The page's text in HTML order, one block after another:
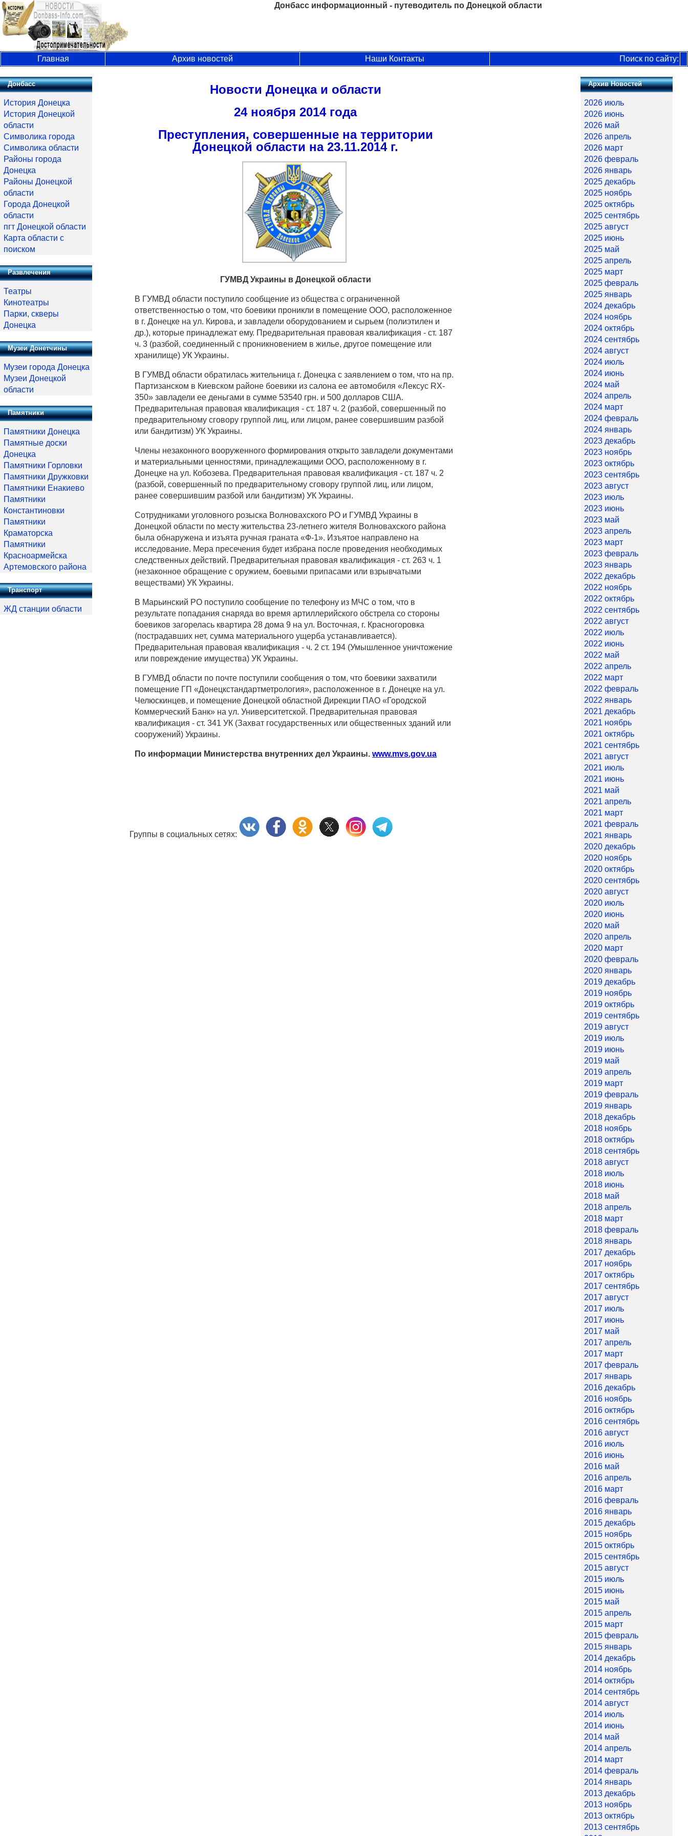
Донбасс информационный - путеводитель по Донецкой области
Главная Архив новостей Наши Контакты Поиск по сайту:
Новости Донецка и области
24 ноября 2014 года
Преступления, совершенные на территории
Донецкой области на 23.11.2014 г.
ГУМВД Украины в Донецкой области
В ГУМВД области поступило сообщение из общества с ограниченной
ответственностью о том, что боевики проникли в помещение ООО, расположенное
в г. Донецке на ул. Кирова, и завладели оборудованием и сырьем (полиэтилен и
др.), которые принадлежат ему. Предварительная правовая квалификация - ст. 187
ч. 3 (разбой, соединенный с проникновением в жилье, другое помещение или
хранилище) УК Украины.
В ГУМВД области обратилась жительница г. Донецка с заявлением о том, что на пр.
Партизанском в Киевском районе боевики из салона ее автомобиля «Лексус RX-
350» завладели ее деньгами в сумме 53540 грн. и 500 долларов США.
Предварительная правовая квалификация - ст. 187 ч. 2 (разбой, совершенный по
предварительному сговору группой лиц, или лицом, ранее совершившим разбой
или бандитизм) УК Украины.
Члены незаконного вооруженного формирования открыто завладели документами
и материальными ценностями, принадлежащими ООО, расположенному в г.
Донецке на ул. Кобозева. Предварительная правовая квалификация - ст. 187 ч. 2
(разбой, совершенный по предварительному сговору группой лиц, или лицом,
ранее совершившим разбой или бандитизм) УК Украины.
Сотрудниками уголовного розыска Волновахского РО и ГУМВД Украины в
Донецкой области по месту жительства 23-летнего жителя Волновахского района
была обнаружена и изъята ручная граната «Ф-1». Изъятое направлено на
исследование. Мера пресечения будет избрана после проведения необходимых
следственных действий. Предварительная правовая квалификация - ст. 263 ч. 1
(незаконное обращение с оружием, боевыми припасами или взрывчатыми
веществами) УК Украины.
В Марьинский РО поступило сообщение по телефону из МЧС о том, что в
результате попадания снаряда во время артиллерийского обстрела со стороны
боевиков загорелась квартира 28 дома 9 на ул. Восточная, г. Красногоровка
(пострадавших нет, сумма материального ущерба устанавливается).
Предварительная правовая квалификация - ч. 2 ст. 194 (Умышленное уничтожение
или повреждение имущества) УК Украины.
В ГУМВД области по почте поступили сообщения о том, что боевики захватили
помещение ГП «Донецкстандартметрология», расположенное в г. Донецке на ул.
Челюскинцев, и помещение Донецкой областной Дирекции ПАО «Городской
Коммерческий Банк» на ул. Университетской. Предварительная правовая
квалификация - ст. 341 УК (Захват государственных или общественных зданий или
сооружений) Украины.
По информации Министерства внутренних дел Украины. www.mvs.gov.ua
Группы в социальных сетях:
Донбасс
История Донецка
История Донецкой
области
Символика города
Символика области
Районы города
Донецка
Районы Донецкой
области
Города Донецкой
области
пгт Донецкой области
Карта области с
поиском
Развлечения
Театры
Кинотеатры
Парки, скверы
Донецка
Музеи Донетчины
Музеи города Донецка
Музеи Донецкой
области
Памятники
Памятники Донецка
Памятные доски
Донецка
Памятники Горловки
Памятники Дружковки
Памятники Енакиево
Памятники
Константиновки
Памятники
Краматорска
Памятники
Красноармейска
Артемовского района
Транспорт
ЖД станции области
Архив Новостей
2026 июль
2026 июнь
2026 май
2026 апрель
2026 март
2026 февраль
2026 январь
2025 декабрь
2025 ноябрь
2025 октябрь
2025 сентябрь
2025 август
2025 июнь
2025 май
2025 апрель
2025 март
2025 февраль
2025 январь
2024 декабрь
2024 ноябрь
2024 октябрь
2024 сентябрь
2024 август
2024 июль
2024 июнь
2024 май
2024 апрель
2024 март
2024 февраль
2024 январь
2023 декабрь
2023 ноябрь
2023 октябрь
2023 сентябрь
2023 август
2023 июль
2023 июнь
2023 май
2023 апрель
2023 март
2023 февраль
2023 январь
2022 декабрь
2022 ноябрь
2022 октябрь
2022 сентябрь
2022 август
2022 июль
2022 июнь
2022 май
2022 апрель
2022 март
2022 февраль
2022 январь
2021 декабрь
2021 ноябрь
2021 октябрь
2021 сентябрь
2021 август
2021 июль
2021 июнь
2021 май
2021 апрель
2021 март
2021 февраль
2021 январь
2020 декабрь
2020 ноябрь
2020 октябрь
2020 сентябрь
2020 август
2020 июль
2020 июнь
2020 май
2020 апрель
2020 март
2020 февраль
2020 январь
2019 декабрь
2019 ноябрь
2019 октябрь
2019 сентябрь
2019 август
2019 июль
2019 июнь
2019 май
2019 апрель
2019 март
2019 февраль
2019 январь
2018 декабрь
2018 ноябрь
2018 октябрь
2018 сентябрь
2018 август
2018 июль
2018 июнь
2018 май
2018 апрель
2018 март
2018 февраль
2018 январь
2017 декабрь
2017 ноябрь
2017 октябрь
2017 сентябрь
2017 август
2017 июль
2017 июнь
2017 май
2017 апрель
2017 март
2017 февраль
2017 январь
2016 декабрь
2016 ноябрь
2016 октябрь
2016 сентябрь
2016 август
2016 июль
2016 июнь
2016 май
2016 апрель
2016 март
2016 февраль
2016 январь
2015 декабрь
2015 ноябрь
2015 октябрь
2015 сентябрь
2015 август
2015 июль
2015 июнь
2015 май
2015 апрель
2015 март
2015 февраль
2015 январь
2014 декабрь
2014 ноябрь
2014 октябрь
2014 сентябрь
2014 август
2014 июль
2014 июнь
2014 май
2014 апрель
2014 март
2014 февраль
2014 январь
2013 декабрь
2013 ноябрь
2013 октябрь
2013 сентябрь